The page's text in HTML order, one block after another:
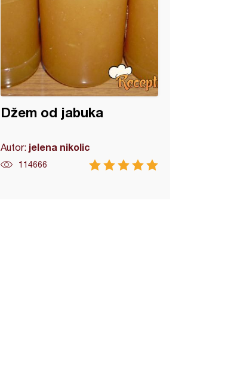
Džem od jabuka
Autor: jelena nikolic
114666